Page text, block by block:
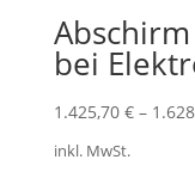
bei
1.425,70 €–
inkl. MwSt.